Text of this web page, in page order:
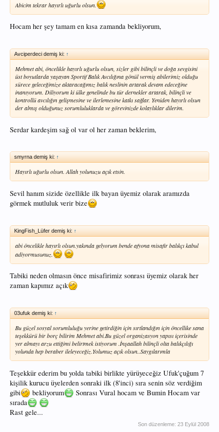
Abicim tekrar hayırlı uğurlu olsun.
Hocam her şey tamam en kısa zamanda bekliyorum,
Avciperdeci demiş ki: ↑
Mehmet abi, öncelikle hayırlı uğurlu olsun, sizler gibi bilinçli ve doğa sevgisini
üst boyutlarda yaşayan Sportif Balık Avcılığına gönül vermiş abilerimiz olduğu
sürece geleceğimize aktaracağımız balık neslinin artarak devam edeceğine
inanıyorum. Diliyorum ki ülke genelinde bu tür dernekler artarak, bilinçli ve
kontrollü avcılığın gelişmesine ve ilerlemesine katkı sağlar. Yeniden hayırlı olsun
der almış olduğunuz sorumluluklarda ve görevinizde kolaylıklar dilerim.
Serdar kardeşim sağ ol var ol her zaman beklerim,
smyrna demiş ki: ↑
Hayırlı uğurlu olsun. Allah yolunuzu açık etsin.
Sevil hanım sizide özellikle ilk bayan üyemiz olarak aramızda
görmek mutluluk verir bize
KingFish_Lüfer demiş ki: ↑
abi öncelikle hayırlı olsun.yakında gelyorum bende afyona misafir balıkçı kabul
adiyormusunuz.
Tabiki neden olmasın önce misafirimiz sonrası üyemiz olarak her
zaman kapımız açık
03ufuk demiş ki: ↑
Bu güzel sosyal sorumluluğu yerine getirdiğin için sırtlandığın için öncellike sana
teşekkürü bir borç bilirim Mehmet abi.Bu güzel organizasyon yapısı içerisinde
yer almayı arzu ettiğimi belirtmek istiyorum .İnşaallah bilinçli olta balıkçılığı
yolunda hep beraber ileleyeceğiz.Yolumuz açık olsun..Saygılarımla
Teşekkür ederim bu yolda tabiki birlikte yürüyeceğiz Ufuk'çuğum 7
kişilik kurucu üyelerden sonraki ilk (8'inci) sıra senin söz verdiğim
gibi
bekliyorum
Sonrası Vural hocam ve Bumin Hocam var
sırada
Rast gele...
Son düzenleme: 23 Eylül 2008